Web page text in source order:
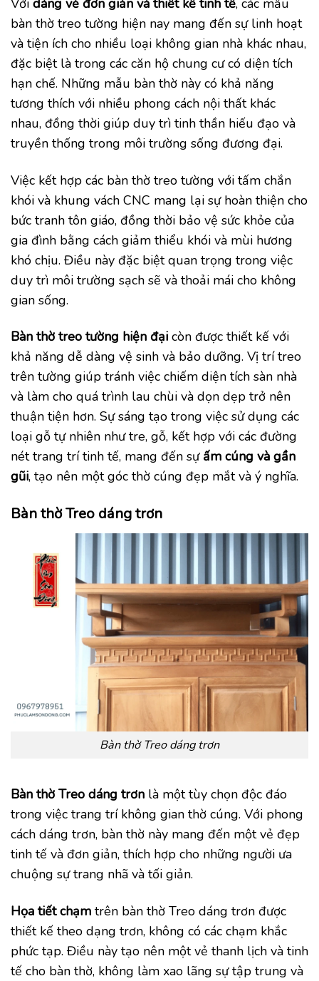
Với dáng vẻ đơn giản và thiết kế tinh tế, các mẫu
bàn thờ treo tường hiện nay mang đến sự linh hoạt
và tiện ích cho nhiều loại không gian nhà khác nhau,
đặc biệt là trong các căn hộ chung cư có diện tích
hạn chế. Những mẫu bàn thờ này có khả năng
tương thích với nhiều phong cách nội thất khác
nhau, đồng thời giúp duy trì tinh thần hiếu đạo và
truyền thống trong môi trường sống đương đại.
Việc kết hợp các bàn thờ treo tường với tấm chắn
khói và khung vách CNC mang lại sự hoàn thiện cho
bức tranh tôn giáo, đồng thời bảo vệ sức khỏe của
gia đình bằng cách giảm thiểu khói và mùi hương
khó chịu. Điều này đặc biệt quan trọng trong việc
duy trì môi trường sạch sẽ và thoải mái cho không
gian sống.
Bàn thờ treo tường hiện đại còn được thiết kế với
khả năng dễ dàng vệ sinh và bảo dưỡng. Vị trí treo
trên tường giúp tránh việc chiếm diện tích sàn nhà
và làm cho quá trình lau chùi và dọn dẹp trở nên
thuận tiện hơn. Sự sáng tạo trong việc sử dụng các
loại gỗ tự nhiên như tre, gỗ, kết hợp với các đường
nét trang trí tinh tế, mang đến sự ấm cúng và gần
gũi, tạo nên một góc thờ cúng đẹp mắt và ý nghĩa.
Bàn thờ Treo dáng trơn
Bàn thờ Treo dáng trơn
Bàn thờ Treo dáng trơn là một tùy chọn độc đáo
trong việc trang trí không gian thờ cúng. Với phong
cách dáng trơn, bàn thờ này mang đến một vẻ đẹp
tinh tế và đơn giản, thích hợp cho những người ưa
chuộng sự trang nhã và tối giản.
Họa tiết chạm trên bàn thờ Treo dáng trơn được
thiết kế theo dạng trơn, không có các chạm khắc
phức tạp. Điều này tạo nên một vẻ thanh lịch và tinh
tế cho bàn thờ, không làm xao lãng sự tập trung và